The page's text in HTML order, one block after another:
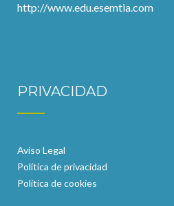
http://www.edu.esemtia.com
PRIVACIDAD
Aviso Legal
Política de privacidad
Política de cookies